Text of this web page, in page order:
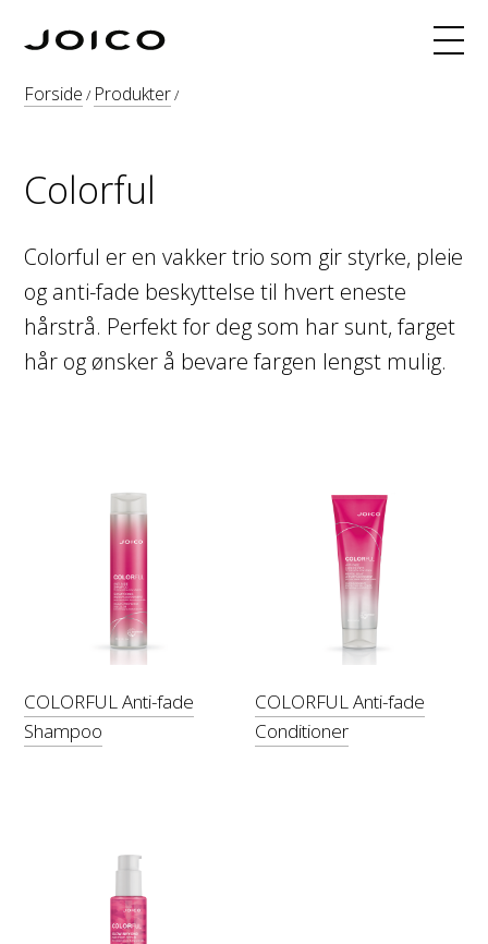
Blogg
Kurs
Om
Søk
Forside / Produkter/
Colorful
Colorful er en vakker trio som gir styrke, pleie
og anti-fade beskyttelse til hvert eneste
hårstrå. Perfekt for deg som har sunt, farget
hår og ønsker å bevare fargen lengst mulig.
COLORFUL Anti-fade
Shampoo
COLORFUL Anti-fade
Conditioner